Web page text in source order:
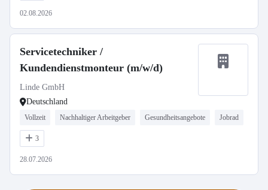
02.08.2026
Servicetechniker /
Kundendienstmonteur (m/w/d)
Linde GmbH
Deutschland
Vollzeit Nachhaltiger Arbeitgeber Gesundheitsangebote Jobrad
3
28.07.2026